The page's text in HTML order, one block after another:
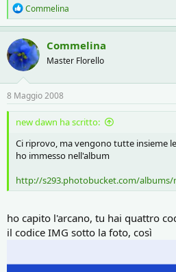
R
e
a
c
t
i
o
n
s
:
Commelina
Commelina
Master Florello
8 Maggio 2008
new dawn ha scritto:
Ci riprovo, ma vengono tutte insieme
ho immesso nell'album
http://s293.photobucket.com/
ho capito l'arcano, tu hai quattro
il codice IMG sotto la foto, così